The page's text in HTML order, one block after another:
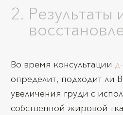
Во время консультации
определит, подходит ли
увеличения груди с
собственной жировой